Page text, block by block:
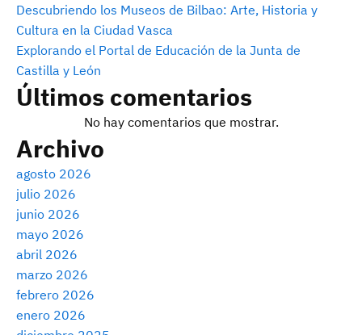
Descubriendo los Museos de Bilbao: Arte, Historia y
Cultura en la Ciudad Vasca
Explorando el Portal de Educación de la Junta de
Castilla y León
Últimos comentarios
No hay comentarios que mostrar.
Archivo
agosto 2026
julio 2026
junio 2026
mayo 2026
abril 2026
marzo 2026
febrero 2026
enero 2026